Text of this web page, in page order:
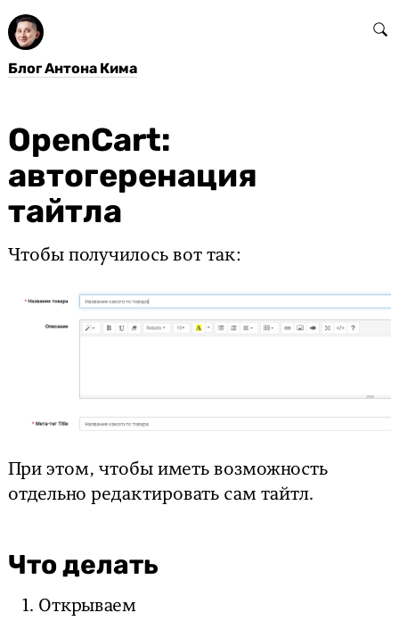
Блог Антона Кима
OpenCart:
автогеренация
тайтла
Чтобы получилось вот так:
При этом, чтобы иметь возможность
отдельно редактировать сам тайтл.
Что делать
Открываем